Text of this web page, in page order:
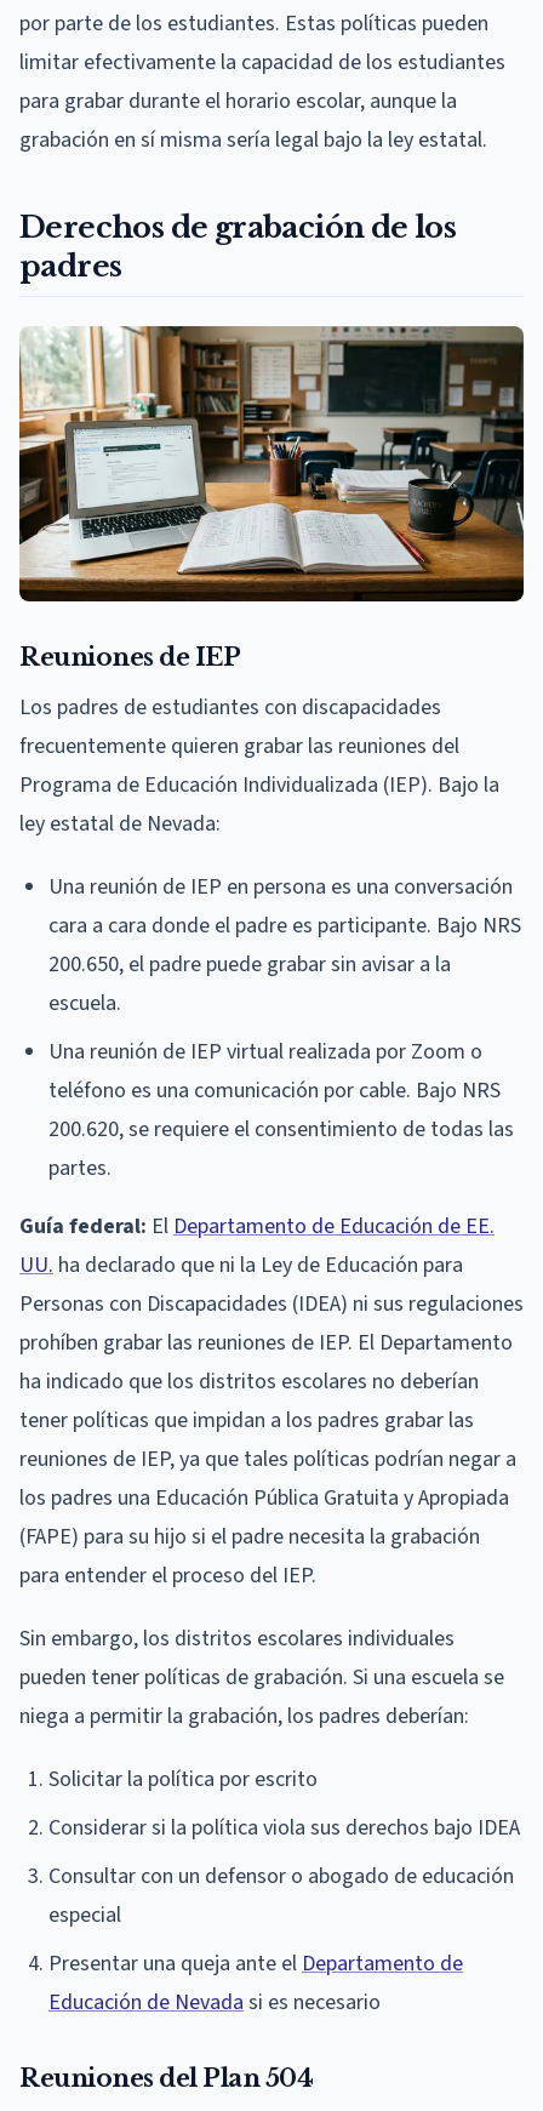
por parte de los estudiantes. Estas políticas pueden
limitar efectivamente la capacidad de los estudiantes
para grabar durante el horario escolar, aunque la
grabación en sí misma sería legal bajo la ley estatal.
Derechos de grabación de los
padres
Reuniones de IEP
Los padres de estudiantes con discapacidades
frecuentemente quieren grabar las reuniones del
Programa de Educación Individualizada (IEP). Bajo la
ley estatal de Nevada:
Una reunión de IEP en persona es una conversación
cara a cara donde el padre es participante. Bajo NRS
200.650, el padre puede grabar sin avisar a la
escuela.
Una reunión de IEP virtual realizada por Zoom o
teléfono es una comunicación por cable. Bajo NRS
200.620, se requiere el consentimiento de todas las
partes.
Guía federal: El Departamento de Educación de EE.
UU. ha declarado que ni la Ley de Educación para
Personas con Discapacidades (IDEA) ni sus regulaciones
prohíben grabar las reuniones de IEP. El Departamento
ha indicado que los distritos escolares no deberían
tener políticas que impidan a los padres grabar las
reuniones de IEP, ya que tales políticas podrían negar a
los padres una Educación Pública Gratuita y Apropiada
(FAPE) para su hijo si el padre necesita la grabación
para entender el proceso del IEP.
Sin embargo, los distritos escolares individuales
pueden tener políticas de grabación. Si una escuela se
niega a permitir la grabación, los padres deberían:
Solicitar la política por escrito
Considerar si la política viola sus derechos bajo IDEA
Consultar con un defensor o abogado de educación
especial
Presentar una queja ante el Departamento de
Educación de Nevada si es necesario
Reuniones del Plan 504